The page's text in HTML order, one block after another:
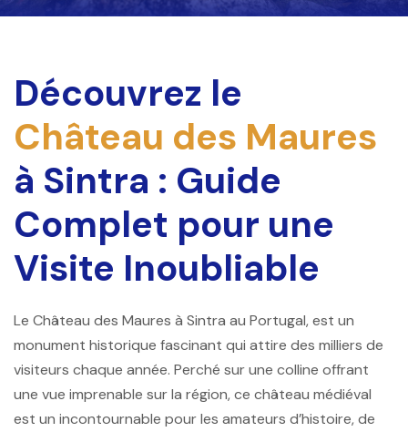
Découvrez le
Château des Maures
à Sintra : Guide
Complet pour une
Visite Inoubliable
Le Château des Maures à Sintra au Portugal, est un
monument historique fascinant qui attire des milliers de
visiteurs chaque année. Perché sur une colline offrant
une vue imprenable sur la région, ce château médiéval
est un incontournable pour les amateurs d’histoire, de